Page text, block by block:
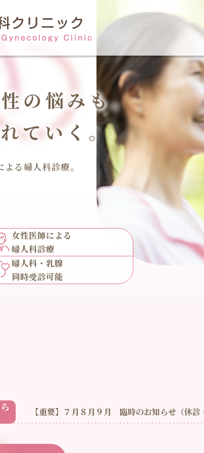
の悩みも。
ていく。
る婦人科診療。
女性医師による
婦人科診療
婦人科・乳腺
同時受診可能
【重要】７月８月９月 臨時のお知らせ（休診